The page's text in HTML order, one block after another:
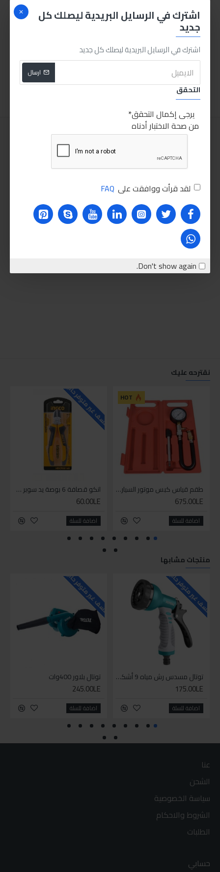
اشترك في الرسايل البريدية ليصلك كل
جديد
اشترك في الرسايل البريدية ليصلك كل جديد
ارسال
التحقق
يرجى إكمال التحقق
من صحة الاختبار أدناه
لقد قرأت ووافقت على FAQ
Don't show again.
زرجينة فك فلتر الزيت
260.00LE
اضافة للسلة
700.00LE
نقترحه عليك
HOT
طقم قياس كبس موتور السياره 3 ق
675.00LE
اضافة للسلة
للاسف غير متوفر حاليا
انكو قصافة 6 بوصة يد سوبر وان
60.00LE
اضافة للسلة
منتجات مشابها
للاسف غير متوفر حاليا
توتال مسدس رش مياه 9 أشكال
175.00LE
اضافة للسلة
للاسف غير متوفر حاليا
توتال بلاور 400وات
245.00LE
اضافة للسلة
عنا
الشحن
سياسة الخصوصية
الشروط والاحكام
الطلبات
حسابي